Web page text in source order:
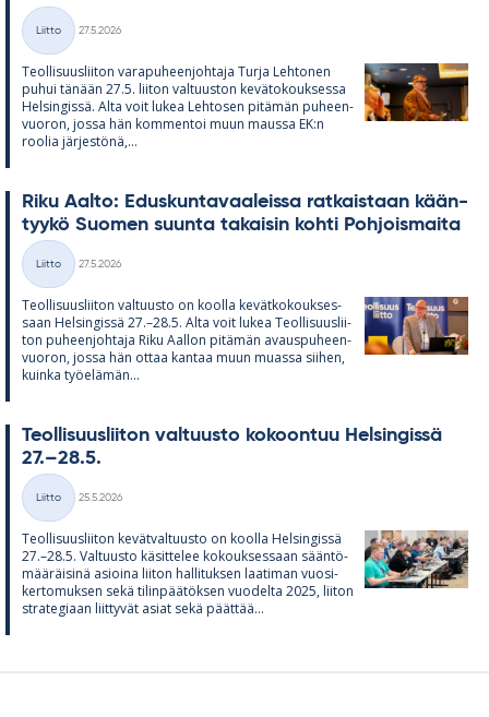
Kategoriat
Liitto
27.5.2026
Teol­li­suus­lii­ton va­ra­pu­heen­joh­taja Turja Leh­to­nen
pu­hui tä­nään 27.5. lii­ton val­tuus­ton ke­vä­to­kouk­sessa
Hel­sin­gissä. Alta voit lu­kea Leh­to­sen pi­tä­män pu­heen­
vuo­ron, jossa hän kom­men­toi muun maussa EK:n
roo­lia jär­jes­tönä,...
Riku Aalto: Edus­kun­ta­vaa­leissa rat­kais­taan kään­
tyykö Suo­men suunta ta­kai­sin kohti Poh­jois­maita
Kategoriat
Liitto
27.5.2026
Teol­li­suus­lii­ton val­tuusto on koolla ke­vät­ko­kouk­ses­
saan Hel­sin­gissä 27.–28.5. Alta voit lu­kea Teol­li­suus­lii­
ton pu­heen­joh­taja Riku Aal­lon pi­tä­män avaus­pu­heen­
vuo­ron, jossa hän ot­taa kan­taa muun muassa sii­hen,
kuinka työ­elä­män...
Teol­li­suus­lii­ton val­tuusto ko­koon­tuu Hel­sin­gissä
27.–28.5.
Kategoriat
Liitto
25.5.2026
Teol­li­suus­lii­ton ke­vät­val­tuusto on koolla Hel­sin­gissä
27.–28.5. Val­tuusto kä­sit­te­lee ko­kouk­ses­saan sään­tö­
mää­räi­sinä asioina lii­ton hal­li­tuk­sen laa­ti­man vuo­si­
ker­to­muk­sen sekä ti­lin­pää­tök­sen vuo­delta 2025, lii­ton
stra­te­gi­aan liit­ty­vät asiat sekä päät­tää...